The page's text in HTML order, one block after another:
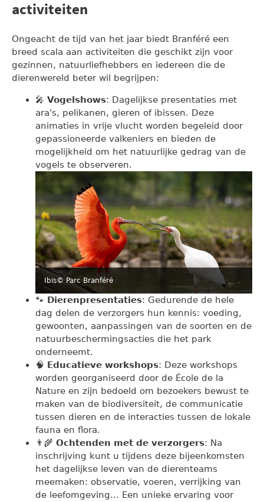
activiteiten
Ongeacht de tijd van het jaar biedt Branféré een
breed scala aan activiteiten die geschikt zijn voor
gezinnen, natuurliefhebbers en iedereen die de
dierenwereld beter wil begrijpen:
🎤 Vogelshows: Dagelijkse presentaties met
ara's, pelikanen, gieren of ibissen. Deze
animaties in vrije vlucht worden begeleid door
gepassioneerde valkeniers en bieden de
mogelijkheid om het natuurlijke gedrag van de
vogels te observeren.
Ibis© Parc Branféré
🐾 Dierenpresentaties: Gedurende de hele
dag delen de verzorgers hun kennis: voeding,
gewoonten, aanpassingen van de soorten en de
natuurbeschermingsacties die het park
onderneemt.
🧠 Educatieve workshops: Deze workshops
worden georganiseerd door de École de la
Nature en zijn bedoeld om bezoekers bewust te
maken van de biodiversiteit, de communicatie
tussen dieren en de interacties tussen de lokale
fauna en flora.
👨‍🌾 Ochtenden met de verzorgers: Na
inschrijving kunt u tijdens deze bijeenkomsten
het dagelijkse leven van de dierenteams
meemaken: observatie, voeren, verrijking van
de leefomgeving... Een unieke ervaring voor